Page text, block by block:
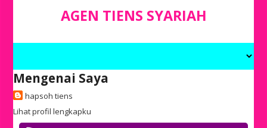
AGEN TIENS SYARIAH
Mengenai Saya
hapsoh tiens
Lihat profil lengkapku